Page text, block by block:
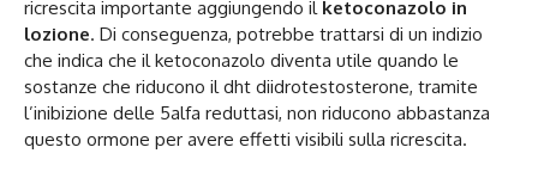
ricrescita importante aggiungendo il ketoconazolo in
lozione. Di conseguenza, potrebbe trattarsi di un indizio
che indica che il ketoconazolo diventa utile quando le
sostanze che riducono il dht diidrotestosterone, tramite
l’inibizione delle 5alfa reduttasi, non riducono abbastanza
questo ormone per avere effetti visibili sulla ricrescita.